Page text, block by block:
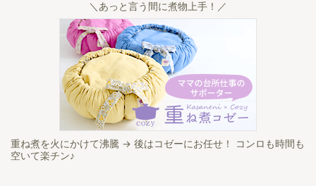
＼あっと言う間に煮物上手！／
重ね煮を火にかけて沸騰 → 後はコゼーにお任せ！ コンロも時間も
空いて楽チン♪